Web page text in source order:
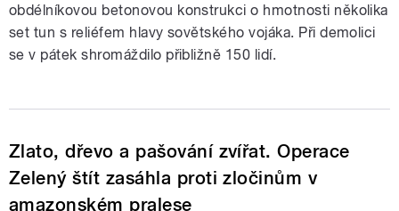
obdélníkovou betonovou konstrukci o hmotnosti několika
set tun s reliéfem hlavy sovětského vojáka. Při demolici
se v pátek shromáždilo přibližně 150 lidí.
Zlato, dřevo a pašování zvířat. Operace
Zelený štít zasáhla proti zločinům v
amazonském pralese